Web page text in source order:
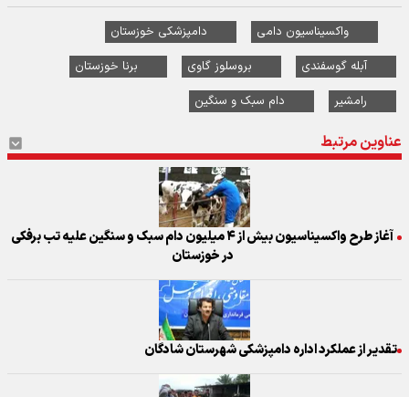
واکسیناسیون دامی
دامپزشکی خوزستان
آبله گوسفندی
بروسلوز گاوی
برنا خوزستان
رامشیر
دام سبک و سنگین
عناوین مرتبط
آغاز طرح واکسیناسیون بیش از ۴ میلیون دام سبک و سنگین علیه تب برفکی
در خوزستان
تقدیر از عملکرد اداره دامپزشکی شهرستان شادگان